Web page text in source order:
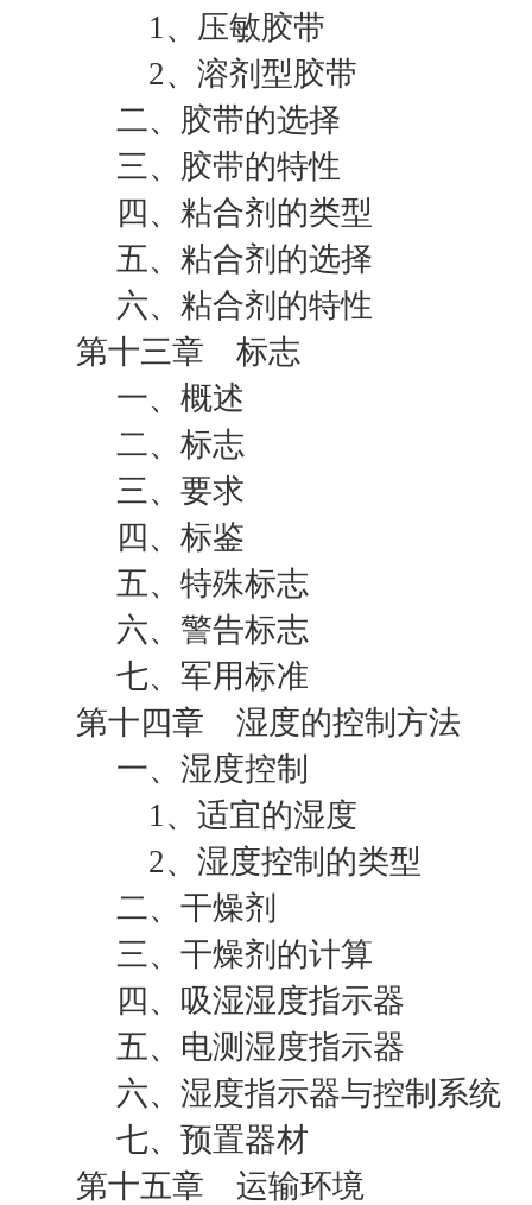
1、压敏胶带
2、溶剂型胶带
二、胶带的选择
三、胶带的特性
四、粘合剂的类型
五、粘合剂的选择
六、粘合剂的特性
第十三章 标志
一、概述
二、标志
三、要求
四、标鉴
五、特殊标志
六、警告标志
七、军用标准
第十四章 湿度的控制方法
一、湿度控制
1、适宜的湿度
2、湿度控制的类型
二、干燥剂
三、干燥剂的计算
四、吸湿湿度指示器
五、电测湿度指示器
六、湿度指示器与控制系统
七、预置器材
第十五章 运输环境